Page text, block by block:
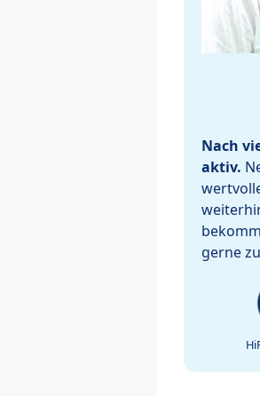
Nach
aktiv.
gerne